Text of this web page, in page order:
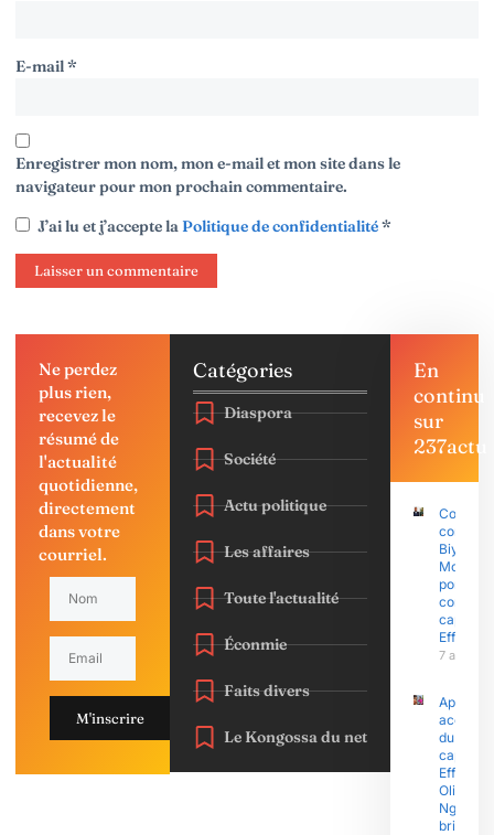
E-mail*
Enregistrer mon nom, mon e-mail et mon site dans le
navigateur pour mon prochain commentaire.
J’ai lu et j’accepte laPolitique de confidentialité*
Ne perdez
plus rien,
recevez le
résumé de
l'actualité
quotidienne,
directement
dans votre
courriel.
M'inscrire
Catégories
Diaspora
Société
Actu politique
Les affaires
Toute l'actualité
Éconmie
Faits divers
Le Kongossa du net
En
continu
sur
237actu
Coup
contre
Biya :
porte
contre le
Effoudou
7 août
Après
du
Olive
Ngobo
brise